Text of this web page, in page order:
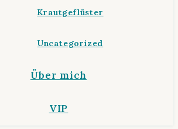
Krautgeflüster
Uncategorized
Über mich
VIP